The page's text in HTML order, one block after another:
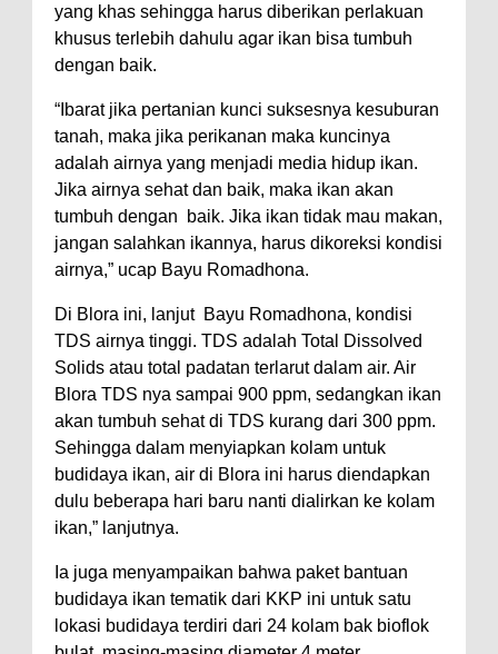
yang khas sehingga harus diberikan perlakuan
khusus terlebih dahulu agar ikan bisa tumbuh
dengan baik.
“Ibarat jika pertanian kunci suksesnya kesuburan
tanah, maka jika perikanan maka kuncinya
adalah airnya yang menjadi media hidup ikan.
Jika airnya sehat dan baik, maka ikan akan
tumbuh dengan baik. Jika ikan tidak mau makan,
jangan salahkan ikannya, harus dikoreksi kondisi
airnya,” ucap Bayu Romadhona.
Di Blora ini, lanjut Bayu Romadhona, kondisi
TDS airnya tinggi. TDS adalah Total Dissolved
Solids atau total padatan terlarut dalam air. Air
Blora TDS nya sampai 900 ppm, sedangkan ikan
akan tumbuh sehat di TDS kurang dari 300 ppm.
Sehingga dalam menyiapkan kolam untuk
budidaya ikan, air di Blora ini harus diendapkan
dulu beberapa hari baru nanti dialirkan ke kolam
ikan,” lanjutnya.
Ia juga menyampaikan bahwa paket bantuan
budidaya ikan tematik dari KKP ini untuk satu
lokasi budidaya terdiri dari 24 kolam bak bioflok